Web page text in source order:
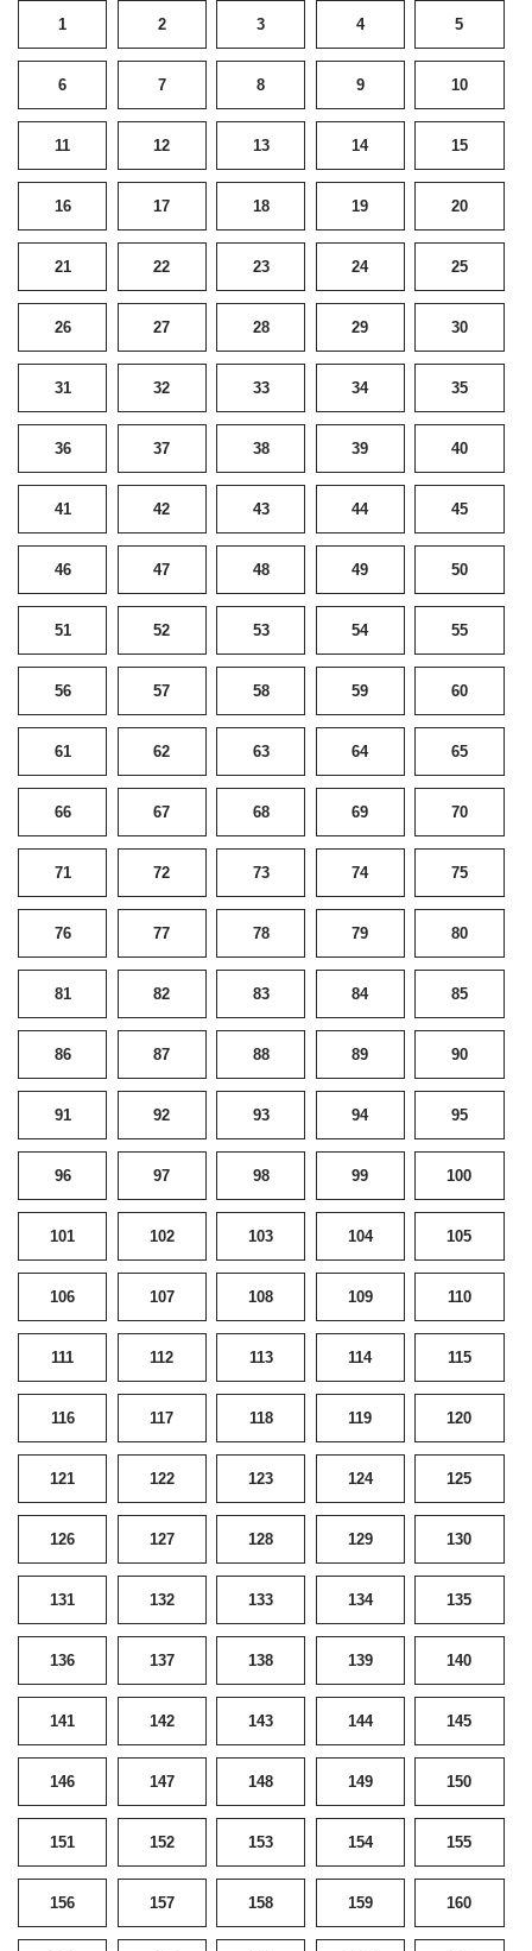
1 2 3 4 5
6 7 8 9 10
11 12 13 14 15
16 17 18 19 20
21 22 23 24 25
26 27 28 29 30
31 32 33 34 35
36 37 38 39 40
41 42 43 44 45
46 47 48 49 50
51 52 53 54 55
56 57 58 59 60
61 62 63 64 65
66 67 68 69 70
71 72 73 74 75
76 77 78 79 80
81 82 83 84 85
86 87 88 89 90
91 92 93 94 95
96 97 98 99 100
101 102 103 104 105
106 107 108 109 110
111 112 113 114 115
116 117 118 119 120
121 122 123 124 125
126 127 128 129 130
131 132 133 134 135
136 137 138 139 140
141 142 143 144 145
146 147 148 149 150
151 152 153 154 155
156 157 158 159 160